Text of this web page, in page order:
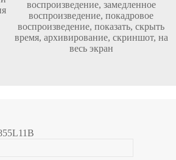
воспроизведение, замедленное
воспроизведение, покадровое
воспроизведение, показать, скрыть
время, архивирование, скриншот, на
весь экран